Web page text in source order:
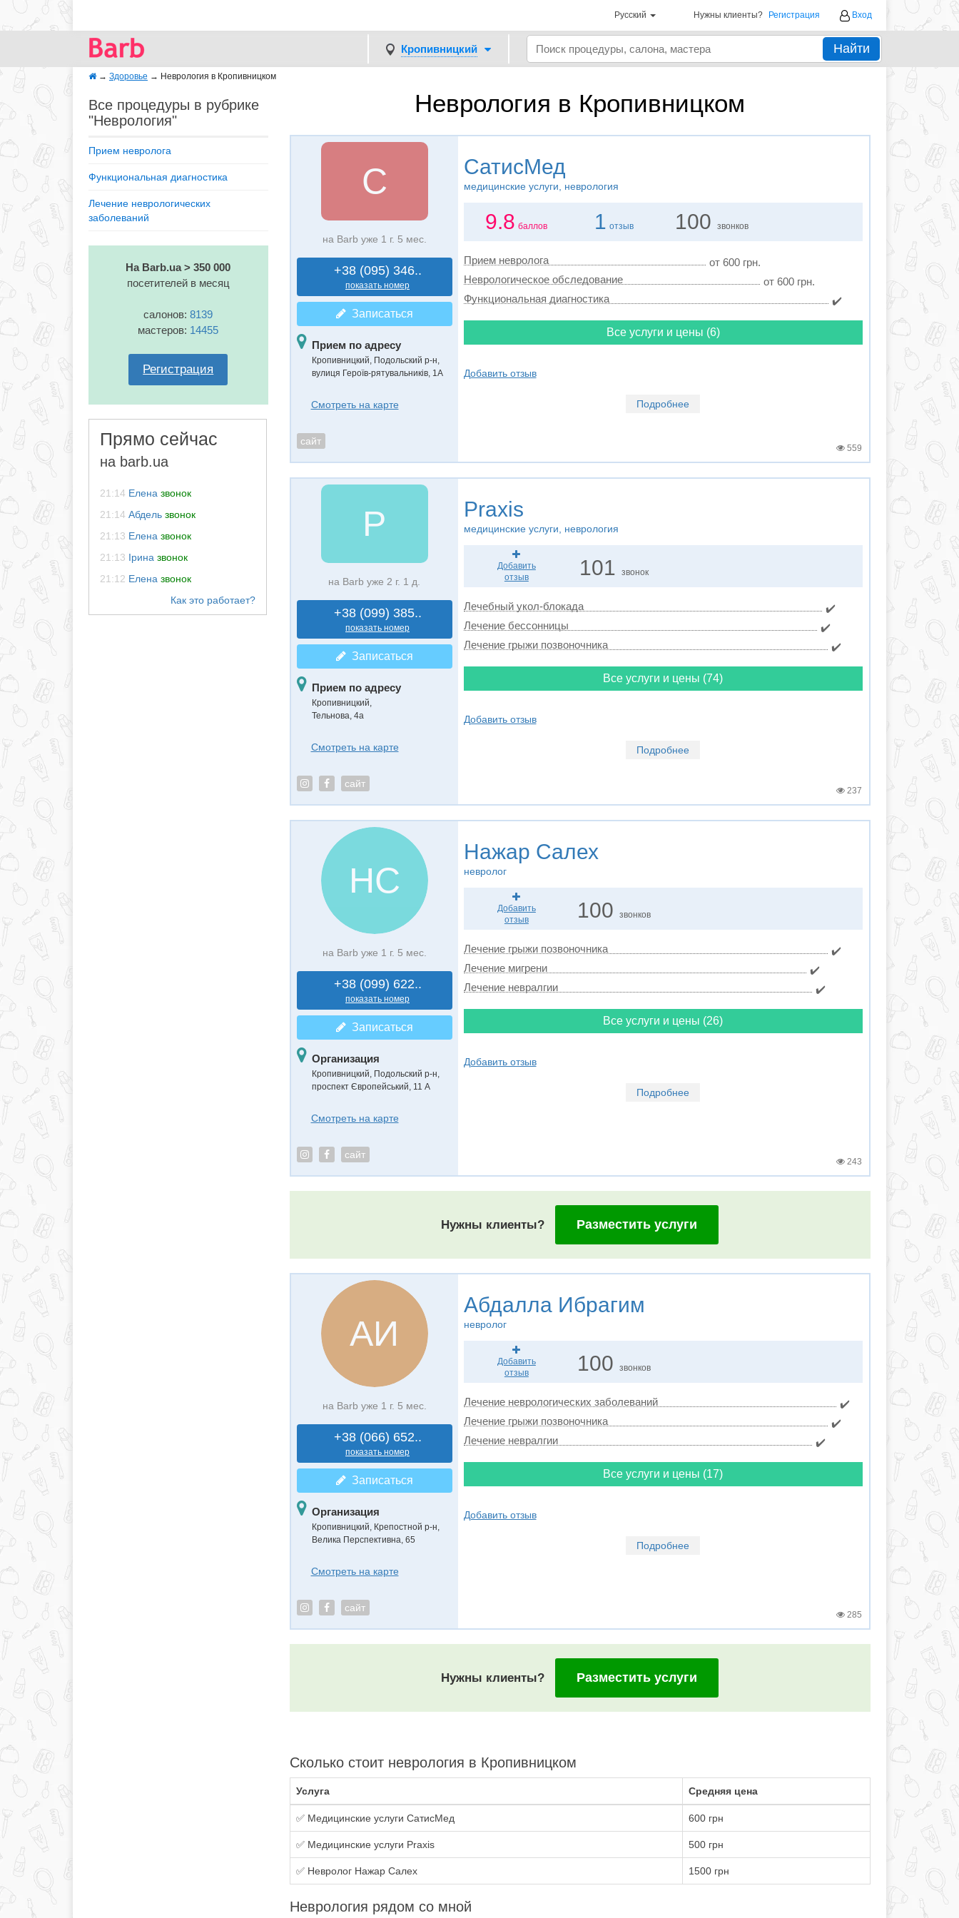
Русский Нужны клиенты? Регистрация Вход
Кропивницкий Найти
→ Здоровье → Неврология в Кропивницком
Неврология в Кропивницком
Все процедуры в рубрике
"Неврология"
Прием невролога
Функциональная диагностика
Лечение неврологических
заболеваний
На Barb.ua > 350 000
посетителей в месяц
салонов:8139
мастеров: 14455
Регистрация
Прямо сейчас
на barb.ua
21:14 Елена звонок
21:14 Абдель звонок
21:13 Елена звонок
21:13 Ірина звонок
21:12 Елена звонок
С
на Barb уже 1 г. 5 мес.
+38 (095) 346..
показать номер
Записаться
Прием по адресу
Кропивницкий, Подольский р-н,
вулиця Героїв-рятувальників, 1А
Смотреть на карте
сайт
СатисМед
медицинские услуги, неврология
9.8 баллов 1 отзыв 100 звонков
Прием невролога
от 600 грн.
Неврологическое обследование
от 600 грн.
Функциональная диагностика
✔️
Все услуги и цены (6)
Добавить отзыв
Подробнее
559
P
на Barb уже 2 г. 1 д.
+38 (099) 385..
показать номер
Записаться
Прием по адресу
Кропивницкий,
Тельнова, 4а
Смотреть на карте
сайт
Praxis
медицинские услуги, неврология
Добавить
отзыв
101звонок
Лечебный укол-блокада
✔️
Лечение бессонницы
✔️
Лечение грыжи позвоночника
✔️
Все услуги и цены (74)
Добавить отзыв
Подробнее
237
НС
на Barb уже 1 г. 5 мес.
+38 (099) 622..
показать номер
Записаться
Организация
Кропивницкий, Подольский р-н,
проспект Європейський, 11 А
Смотреть на карте
сайт
Нажар Салех
невролог
Добавить
отзыв
100звонков
Лечение грыжи позвоночника
✔️
Лечение мигрени
✔️
Лечение невралгии
✔️
Все услуги и цены (26)
Добавить отзыв
Подробнее
243
Нужны клиенты? Разместить услуги
АИ
на Barb уже 1 г. 5 мес.
+38 (066) 652..
показать номер
Записаться
Организация
Кропивницкий, Крепостной р-н,
Велика Перспективна, 65
Смотреть на карте
сайт
Абдалла Ибрагим
невролог
Добавить
отзыв
100звонков
Лечение неврологических заболеваний
✔️
Лечение грыжи позвоночника
✔️
Лечение невралгии
✔️
Все услуги и цены (17)
Добавить отзыв
Подробнее
285
Нужны клиенты? Разместить услуги
Сколько стоит неврология в Кропивницком
Услуга Средняя цена
✅ Медицинские услуги СатисМед 600 грн
✅ Медицинские услуги Praxis 500 грн
✅ Невролог Нажар Салех 1500 грн
Неврология рядом со мной